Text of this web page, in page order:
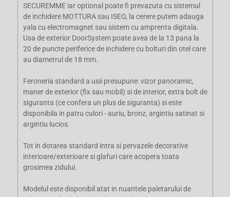
SECUREMME iar optional poate fi prevazuta cu sistemul
de inchidere MOTTURA sau ISEO, la cerere putem adauga
yala cu electromagnet sau sistem cu amprenta digitala.
Usa de exterior DoorSystem poate avea de la 13 pana la
20 de puncte periferice de inchidere cu bolturi din otel care
au diametrul de 18 mm.
Feroneria standard a usii presupune: vizor panoramic,
maner de exterior (fix sau mobil) si de interior, extra bolt de
siguranta (ce confera un plus de siguranta) si este
disponibila in patru culori - auriu, bronz, argintiu satinat si
argintiu lucios.
Tot in dotarea standard intra si pervazele decorative
interioare/exterioare si glafuri care acopera toata
grosimea zidului.
Modelul este disponibil atat in nuantele paletarului de